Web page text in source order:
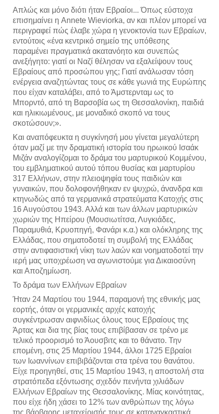
Απλώς και μόνο διότι ήταν Εβραίοι... Όπως εύστοχα
επισημαίνει η Annete Wieviorka, αν και πλέον μπορεί να
περιγραφεί πώς έλαβε χώρα η γενοκτονία των Εβραίων,
εντούτοις «ένα κεντρικό σημείο της υπόθεσης
παραμένει πραγματικά ακατανόητο και συνεπώς
ανεξήγητο: γιατί οι Ναζί θέλησαν να εξαλείψουν τους
Εβραίους από προσώπου γης; Γιατί ανάλωσαν τόση
ενέργεια αναζητώντας τους σε κάθε γωνιά της Ευρώπης
που είχαν καταλάβει, από το Άμστερνταμ ως το
Μπορντό, από τη Βαρσοβία ως τη Θεσσαλονίκη, παιδιά
και ηλικιωμένους, με μοναδικό σκοπό να τους
σκοτώσουν;».
Και αναπόφευκτα η συγκίνησή μου γίνεται μεγαλύτερη
όταν μαζί με την δραματική ιστορία του ηρωικού Ισαάκ
Μιζάν αναλογίζομαι το δράμα του μαρτυρικού Κομμένου,
του εμβληματικού αυτού τόπου θυσίας και μαρτυρίου
317 Ελλήνων, στην πλειοψηφία τους παιδιών και
γυναικών, που δολοφονήθηκαν εν ψυχρώ, άνανδρα και
κτηνωδώς από τα γερμανικά στρατεύματα Κατοχής στις
16 Αυγούστου 1943. Αλλά και των άλλων μαρτυρικών
χωριών της Ηπείρου (Μουσιωτίτσα, Λυγκιάδες,
Παραμυθιά, Κρυοπηγή, Φανάρι κ.α.) και ολόκληρης της
Ελλάδας, που σηματοδοτεί τη συμβολή της Ελλάδας
στην αντιφασιστική νίκη των λαών και νοηματοδοτεί την
ιερή μας υποχρέωση να αγωνιστούμε για Δικαιοσύνη
και Αποζημίωση.
Το δράμα των Ελλήνων Εβραίων
Ήταν 24 Μαρτίου του 1944, παραμονή της εθνικής μας
εορτής, όταν οι γερμανικές αρχές κατοχής
συγκέντρωσαν αιφνιδίως όλους τους Εβραίους της
Άρτας και δια της βίας τους επιβίβασαν σε τρένο με
τελικό προορισμό το Άουσβιτς και το θάνατο. Την
επομένη, στις 25 Μαρτίου 1944, άλλοι 1725 Εβραίοι
των Ιωαννίνων επιβιβάζονται στα τρένα του θανάτου.
Είχε προηγηθεί, στις 15 Μαρτίου 1943, η αποστολή στα
στρατόπεδα εξόντωσης σχεδόν πενήντα χιλιάδων
Ελλήνων Εβραίων της Θεσσαλονίκης. Μίας κοινότητας,
που είχε ήδη χάσει το 12% των ανθρώπων της λόγω
της βάρβαρης μεταχείρισής τους σε καταναγκαστικά